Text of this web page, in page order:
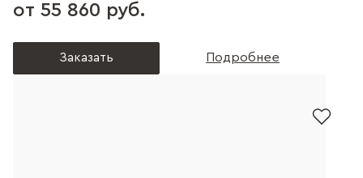
от 55 860 руб.
Заказать Подробнее